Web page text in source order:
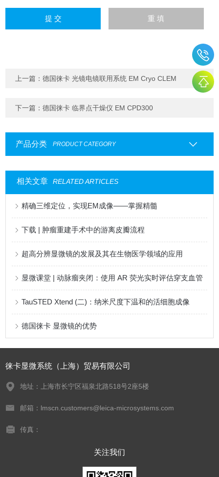
上一篇：德国徕卡 光镜电镜联用系统 EM Cryo CLEM
下一篇：德国徕卡 临界点干燥仪 EM CPD300
产品分类 PRODUCT CATEGORY
相关文章 RELATED ARTICLES
精确三维定位，实现EM成像——掌握精髓
下载 | 肿瘤重建手术中的游离皮瓣流程
超高分辨显微镜的发展及其在生物医学领域的应用
显微课堂 | 动脉瘤夹闭：使用 AR 荧光实时评估穿支血管
TauSTED Xtend (二)：纳米尺度下温和的活细胞成像
德国徕卡 显微镜的优势
徕卡显微系统（上海）贸易有限公司
地址：上海市长宁区福泉北路518号2座5楼
邮箱：lmscn.customers@leica-microsystems.com
传真：
关注我们